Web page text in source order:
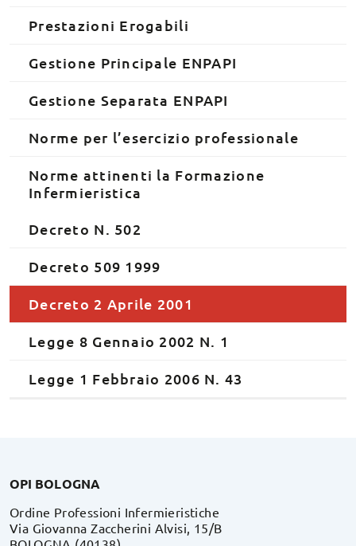
Prestazioni Erogabili
Gestione Principale ENPAPI
Gestione Separata ENPAPI
Norme per l’esercizio professionale
Norme attinenti la Formazione
Infermieristica
Decreto N. 502
Decreto 509 1999
Decreto 2 Aprile 2001
Legge 8 Gennaio 2002 N. 1
Legge 1 Febbraio 2006 N. 43
OPI BOLOGNA
Ordine Professioni Infermieristiche
Via Giovanna Zaccherini Alvisi, 15/B